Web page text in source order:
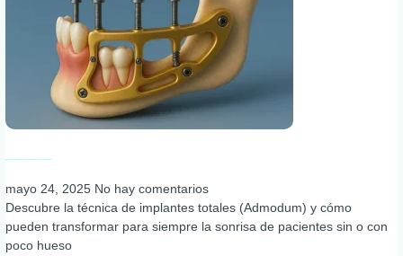
mayo 24, 2025 No hay comentarios
Descubre la técnica de implantes totales (Admodum) y cómo
pueden transformar para siempre la sonrisa de pacientes sin o con
poco hueso